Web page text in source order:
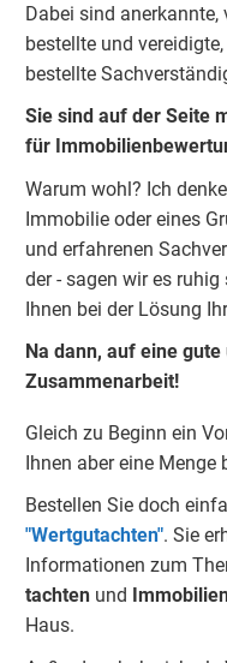
Dabei sind
bestellte und
bestellte
Sie sind auf der Seite
für
Warum wohl? Ich
Immobilie oder eines
und erfahrenen
der - sagen wir es
Ihnen bei der Lösung
Na dann, auf eine
Zusammenarbeit!
Gleich zu Beginn ein
Ihnen aber eine Menge
Bestellen Sie doch
"Wertgutachten". Sie
Informationen zum
tachten und
Haus.